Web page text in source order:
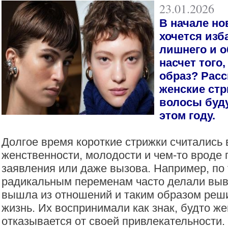
23.01.2026
В начале
хочется
лишнего и
насчет
образ?
женские
волосы
этом году.
Долгое время короткие стрижки считались
женственности, молодости и чем-то вроде
заявления или даже вызова. Например, по
радикальным переменам часто делали
вышла из отношений и таким образом
жизнь. Их воспринимали как знак, будто
отказывается от своей привлекательности.